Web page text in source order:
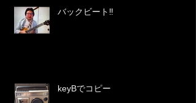
バックビート‼️
keyBでコピー